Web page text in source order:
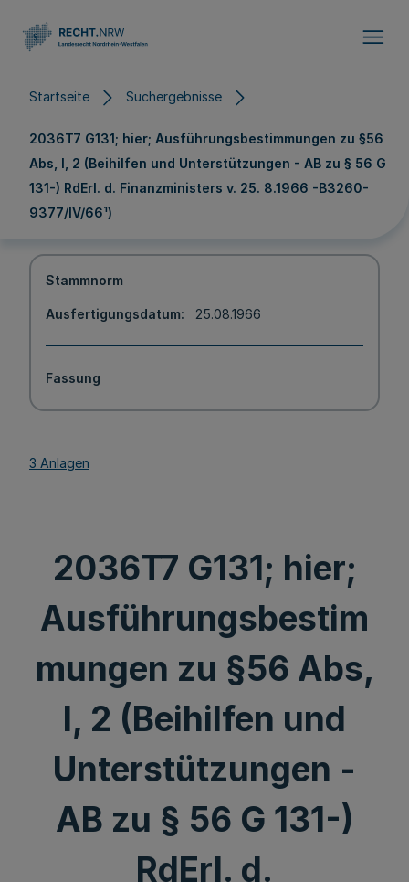
Startseite Suchergebnisse
2036T7 G131; hier; Ausführungsbestimmungen zu §56
Abs, l, 2 (Beihilfen und Unterstützungen - AB zu § 56 G
131-) RdErl. d. Finanzministers v. 25. 8.1966 -B3260-
9377/IV/66¹)
Stammnorm
Ausfertigungsdatum 25.08.1966
Fassung
3 Anlagen
2036T7 G131; hier;
Ausführungsbestim
mungen zu §56 Abs,
l, 2 (Beihilfen und
Unterstützungen -
AB zu § 56 G 131-)
RdErl. d.